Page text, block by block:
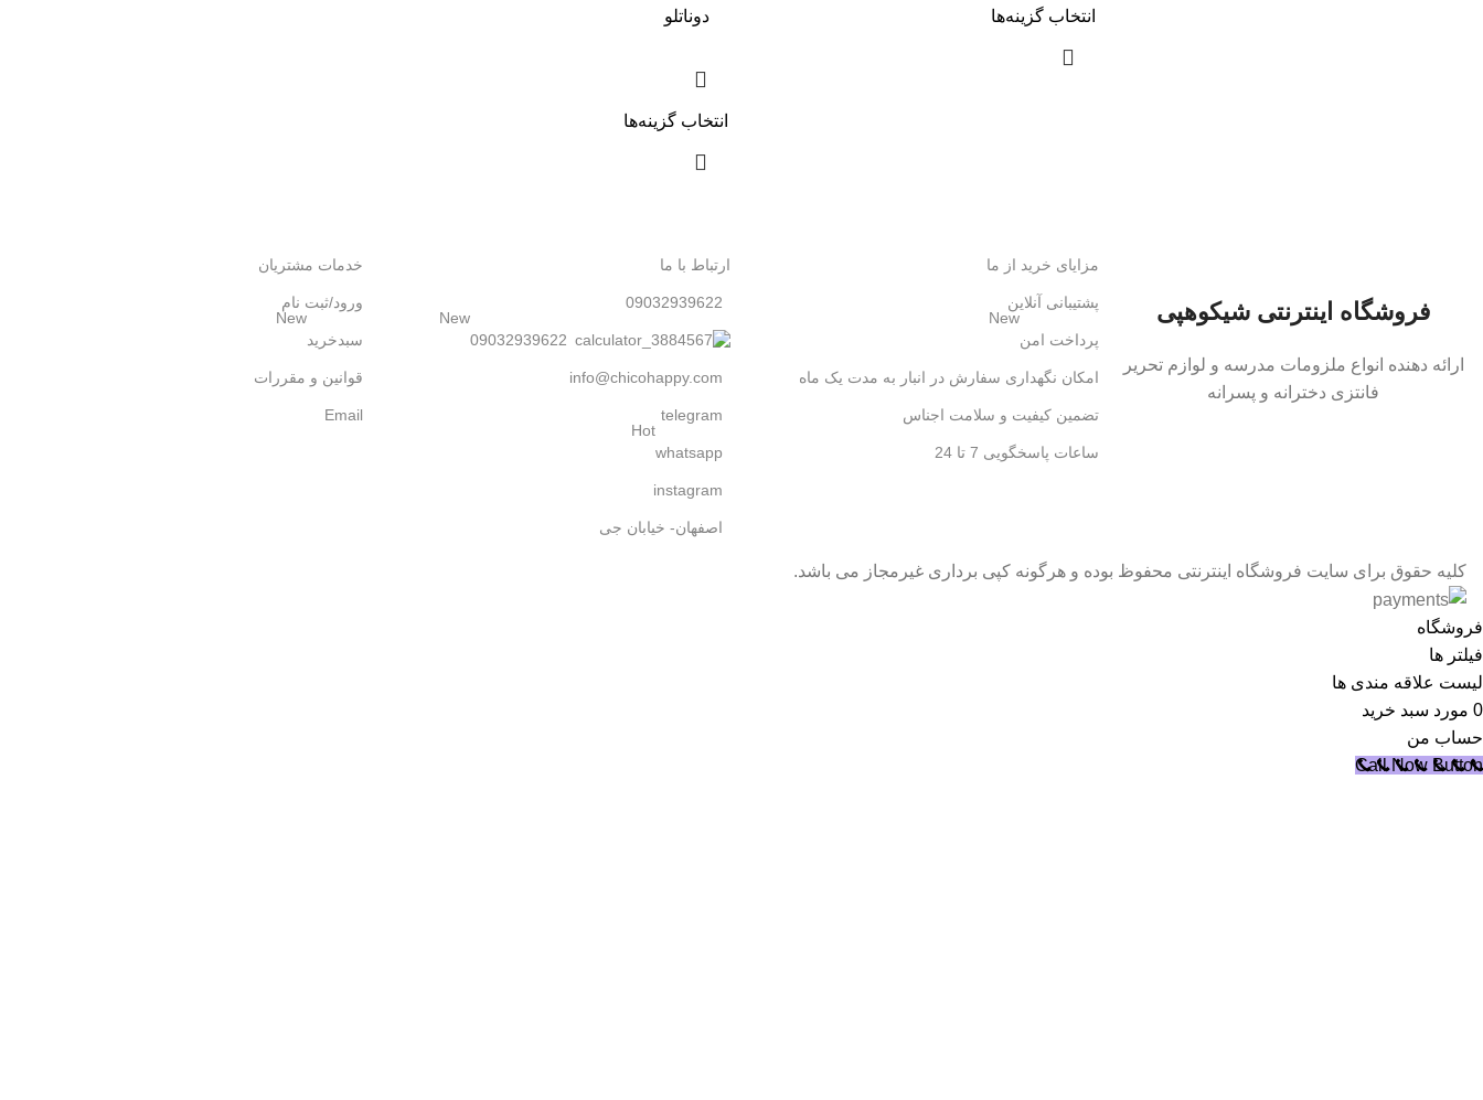
انتخاب گزینه‌ها
دوناتلو
انتخاب گزینه‌ها
فروشگاه اینترنتی شیکوهپی
ارائه دهنده انواع ملزومات مدرسه و لوازم تحریر
فانتزی دخترانه و پسرانه
مزایای خرید از ما
پشتیبانی آنلاین
پرداخت امن
New
امکان نگهداری سفارش در انبار به مدت یک ماه
تضمین کیفیت و سلامت اجناس
ساعات پاسخگویی 7 تا 24
ارتباط با ما
09032939622
09032939622
New
info@chicohappy.com
telegram
whatsapp
Hot
instagram
اصفهان- خیابان جی
خدمات مشتریان
ورود/ثبت نام
سبدخرید
New
قوانین و مقررات
Email
کلیه حقوق برای سایت فروشگاه اینترنتی محفوظ بوده و هرگونه کپی برداری غیرمجاز می باشد.
فروشگاه
فیلتر ها
لیست علاقه مندی ها
0 مورد سبد خرید
حساب من
Call Now Button